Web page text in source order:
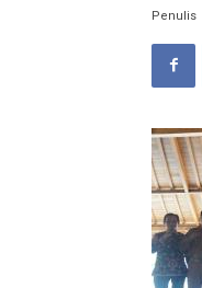
Penulis